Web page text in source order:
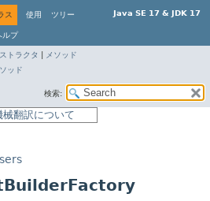
Java SE 17 & JDK 17
ス 使用 ツリー
ルプ
トラクタ
メソッド
ッド
検索:
械翻訳について